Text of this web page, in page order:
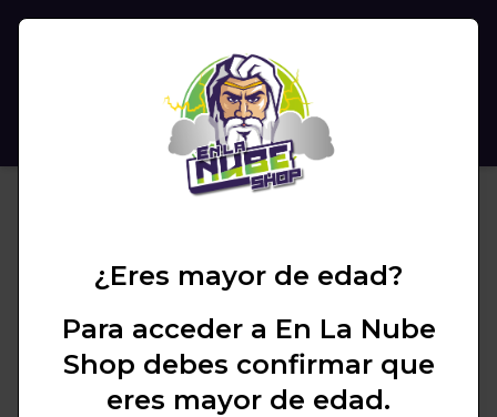
¿Eres mayor de edad?
Para acceder a En La Nube
Shop debes confirmar que
eres mayor de edad.